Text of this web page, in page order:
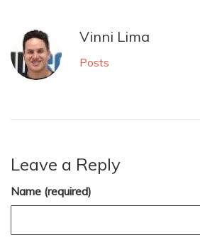
Vinni Lima
Posts
Leave a Reply
Name (required)